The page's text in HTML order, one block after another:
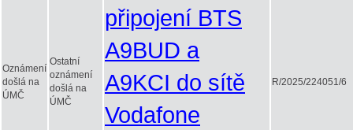
Oznámení
došlá na
ÚMČ
Ostatní
oznámení
došlá na
ÚMČ
připojení BTS
A9BUD a
A9KCI do sítě
Vodafone
R/2025/224051/6